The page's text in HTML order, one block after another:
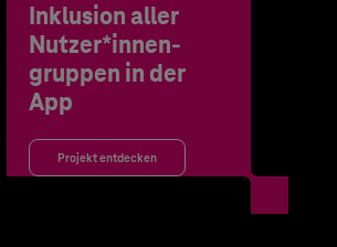
Inklusion aller
Nutzer*innen-
gruppen in der
App
Projekt entdecken